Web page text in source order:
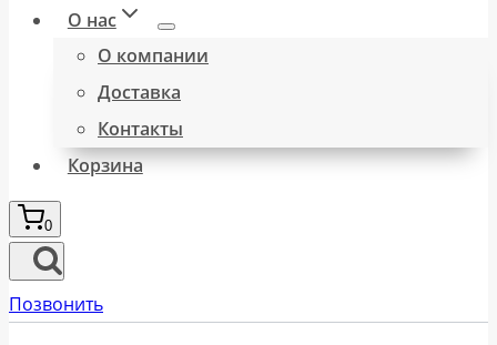
О нас
О компании
Доставка
Контакты
Корзина
0
Позвонить